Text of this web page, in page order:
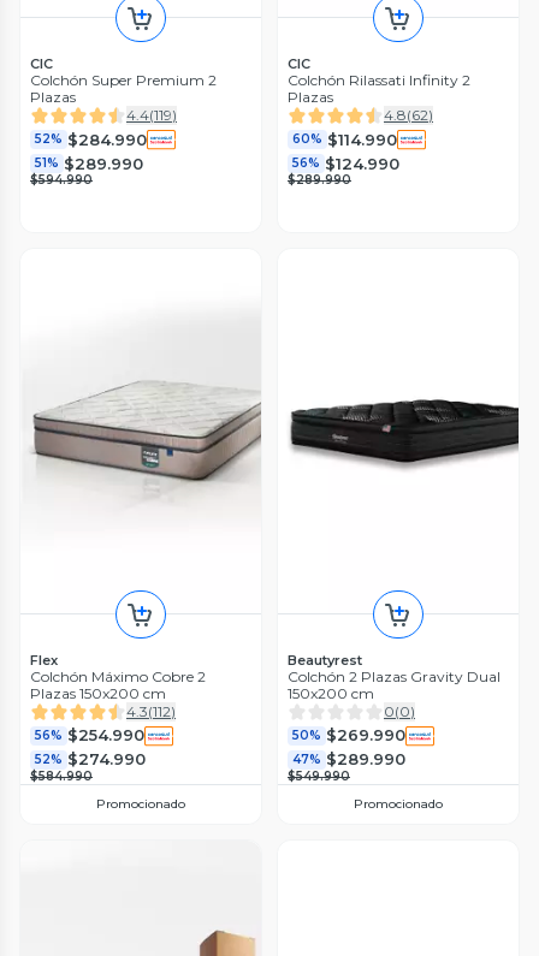
CIC
Colchón Super Premium 2
Plazas
4.4(119)
52% $284.990
51% $289.990
$594.990
CIC
Colchón Rilassati Infinity 2
Plazas
4.8(62)
60% $114.990
56% $124.990
$289.990
Flex
Colchón Máximo Cobre 2
Plazas 150x200 cm
4.3(112)
56% $254.990
52% $274.990
$584.990
Promocionado
Beautyrest
Colchón 2 Plazas Gravity Dual
150x200 cm
0(0)
50% $269.990
47% $289.990
$549.990
Promocionado